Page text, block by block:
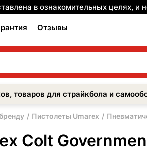
в ознакомительных целях,
Отзывы
товаров для страйкбола и
Пистолеты Umarex
Colt